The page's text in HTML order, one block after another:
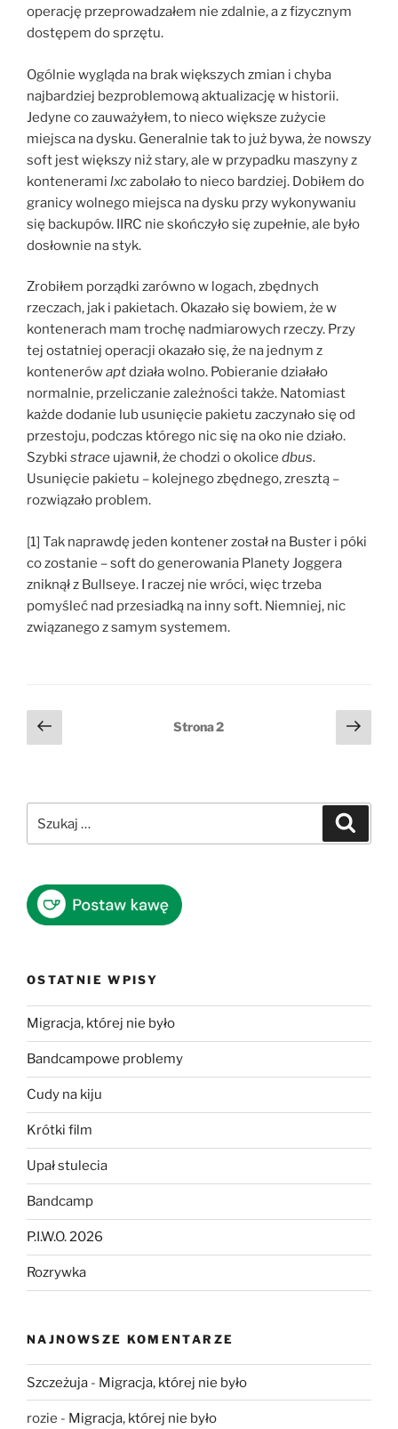
operację przeprowadzałem nie zdalnie, a z fizycznym
dostępem do sprzętu.
Ogólnie wygląda na brak większych zmian i chyba
najbardziej bezproblemową aktualizację w historii.
Jedyne co zauważyłem, to nieco większe zużycie
miejsca na dysku. Generalnie tak to już bywa, że nowszy
soft jest większy niż stary, ale w przypadku maszyny z
kontenerami lxczabolało to nieco bardziej. Dobiłem do
granicy wolnego miejsca na dysku przy wykonywaniu
się backupów. IIRC nie skończyło się zupełnie, ale było
dosłownie na styk.
Zrobiłem porządki zarówno w logach, zbędnych
rzeczach, jak i pakietach. Okazało się bowiem, że w
kontenerach mam trochę nadmiarowych rzeczy. Przy
tej ostatniej operacji okazało się, że na jednym z
kontenerówaptdziała wolno. Pobieranie działało
normalnie, przeliczanie zależności także. Natomiast
każde dodanie lub usunięcie pakietu zaczynało się od
przestoju, podczas którego nic się na oko nie działo.
Szybki strace ujawnił, że chodzi o okolice dbus.
Usunięcie pakietu – kolejnego zbędnego, zresztą –
rozwiązało problem.
[1] Tak naprawdę jeden kontener został na Buster i póki
co zostanie – soft do generowania Planety Joggera
zniknął z Bullseye. I raczej nie wróci, więc trzeba
pomyśleć nad przesiadką na inny soft. Niemniej, nic
związanego z samym systemem.
Stronicowanie
wpisów
Poprzednia
strona
Strona2
OSTATNIE WPISY
Migracja, której nie było
Bandcampowe problemy
Cudy na kiju
Krótki film
Upał stulecia
Bandcamp
P.I.W.O. 2026
Rozrywka
NAJNOWSZE KOMENTARZE
Szczeżuja - Migracja, której nie było
rozie - Migracja, której nie było